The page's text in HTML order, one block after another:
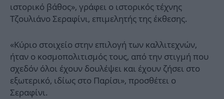
ιστορικό βάθος», γράφει ο ιστορικός τέχνης
Τζουλιάνο Σεραφίνι, επιμελητής της έκθεσης.
«Κύριο στοιχείο στην επιλογή των καλλιτεχνών,
ήταν ο κοσμοπολιτισμός τους, από την στιγμή που
σχεδόν όλοι έχουν δουλέψει και έχουν ζήσει στο
εξωτερικό, ιδίως στο Παρίσι», προσθέτει ο
Σεραφίνι.